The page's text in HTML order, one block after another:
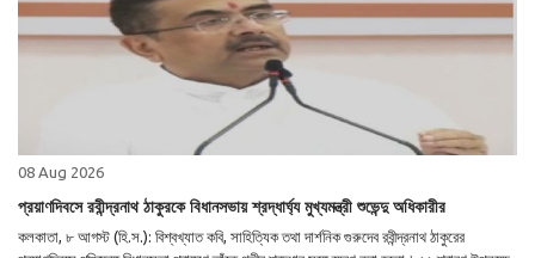
08 Aug 2026
প্রয়াণদিবসে রবীন্দ্রনাথ ঠাকুরকে বিধানসভায় শ্রদ্ধার্ঘ্য মুখ্যমন্ত্রী শুভেন্দু অধিকারীর
কলকাতা, ৮ আগস্ট (হি.স.): বিশ্বখ্যাত কবি, সাহিত্যিক তথা দার্শনিক গুরুদেব রবীন্দ্রনাথ ঠাকুরের